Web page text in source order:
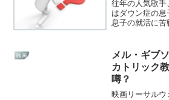
往年の人気歌
はダウン症の息
息子の就活に苦
映画
メル・ギブ
カトリック
噂？
映画リーサル